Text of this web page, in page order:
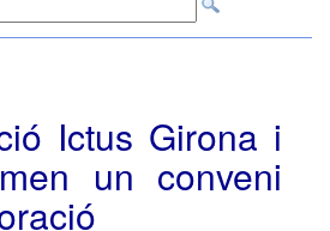
Ictus Girona i
un conveni